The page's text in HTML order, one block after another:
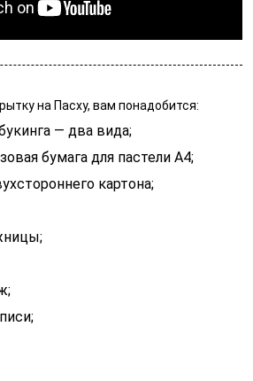
на Пасху, вам понадобится:
— два вида;
бумага для пастели А4;
картона;